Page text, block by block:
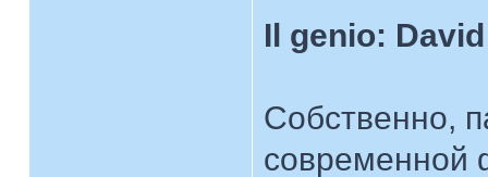
Il genio:
Собственно,
современной